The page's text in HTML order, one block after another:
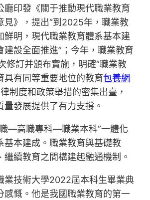
廳印發《關于推動現代職業教育
見》，提出“到2025年，職業教
鮮明，現代職業教育體系基本建
建設全面推進”；今年，職業教育
修訂并頒布實施，明確“職業教
具有同等重要地位的教育包養網
制度和政策舉措的密集出臺，
量發展提供了有力支撐。
—高職專科—職業本科”一體化
基本建成。職業教育與基礎教
繼續教育之間構建起融通機制。
業技術大學2022屆本科生畢業典
感慨。他是我國職業教育的第一